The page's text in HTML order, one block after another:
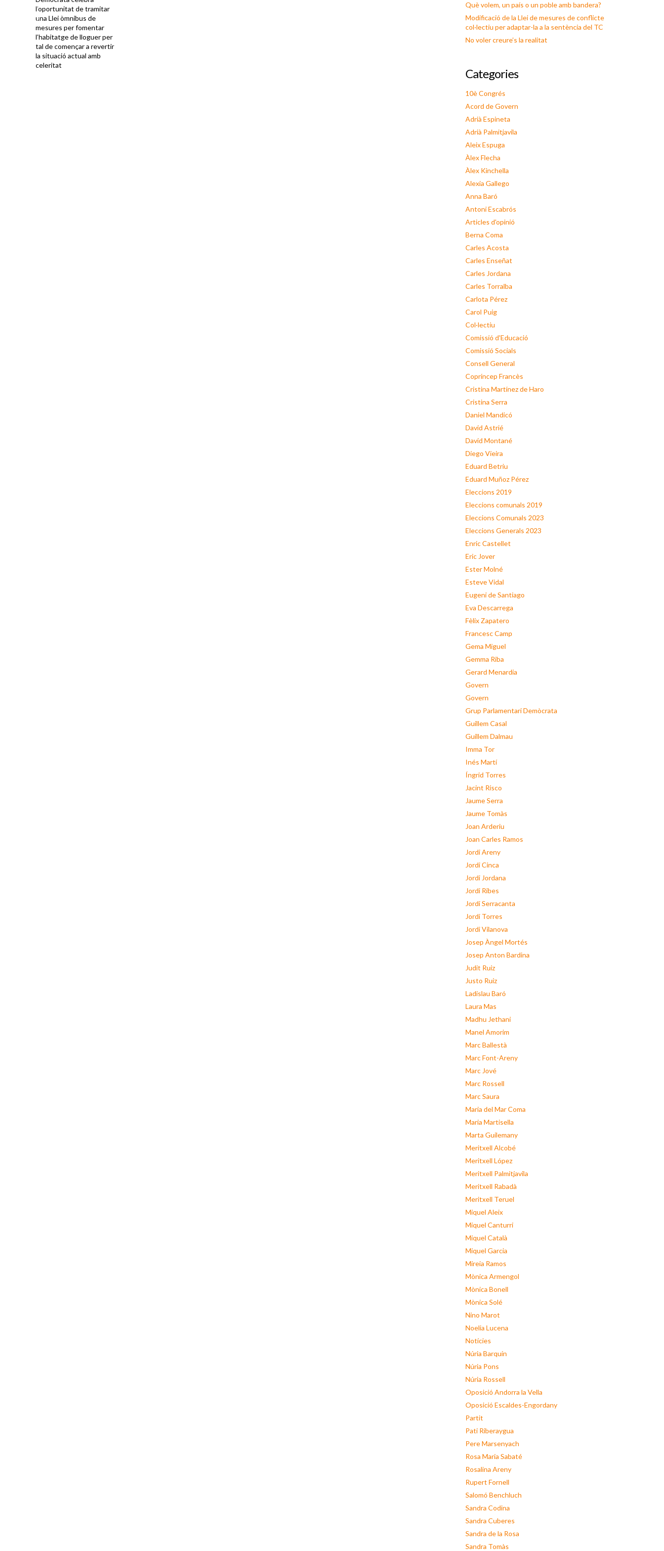
l’oportunitat de tramitar
una Llei òmnibus de
mesures per fomentar
l’habitatge de lloguer per
tal de començar a revertir
la situació actual amb
celeritat
Què volem, un país o un poble amb bandera?
Modificació de la Llei de mesures de conflicte
col·lectiu per adaptar-la a la sentència del TC
No voler creure’s la realitat
Categories
10è Congrés
Acord de Govern
Adrià Espineta
Adrià Palmitjavila
Aleix Espuga
Àlex Flecha
Àlex Kinchella
Alexia Gallego
Anna Baró
Antoni Escabrós
Articles d'opinió
Berna Coma
Carles Acosta
Carles Enseñat
Carles Jordana
Carles Torralba
Carlota Pérez
Carol Puig
Col·lectiu
Comissió d'Educació
Comissió Socials
Consell General
Copríncep Francès
Cristina Martínez de Haro
Cristina Serra
Daniel Mandicó
David Astrié
David Montané
Diego Vieira
Eduard Betriu
Eduard Muñoz Pérez
Eleccions 2019
Eleccions comunals 2019
Eleccions Comunals 2023
Eleccions Generals 2023
Enric Castellet
Eric Jover
Ester Molné
Esteve Vidal
Eugeni de Santiago
Eva Descarrega
Fèlix Zapatero
Francesc Camp
Gema Miguel
Gemma Riba
Gerard Menardia
Govern
Govern
Grup Parlamentari Demòcrata
Guillem Casal
Guillem Dalmau
Imma Tor
Inés Martí
Íngrid Torres
Jacint Risco
Jaume Serra
Jaume Tomàs
Joan Arderiu
Joan Carles Ramos
Jordi Areny
Jordi Cinca
Jordi Jordana
Jordi Ribes
Jordi Serracanta
Jordi Torres
Jordi Vilanova
Josep Àngel Mortés
Josep Anton Bardina
Judit Ruiz
Justo Ruiz
Ladislau Baró
Laura Mas
Madhu Jethani
Manel Amorim
Marc Ballestà
Marc Font-Areny
Marc Jové
Marc Rossell
Marc Saura
Maria del Mar Coma
Maria Martisella
Marta Guilemany
Meritxell Alcobé
Meritxell López
Meritxell Palmitjavila
Meritxell Rabadà
Meritxell Teruel
Miquel Aleix
Miquel Canturri
Miquel Català
Miquel Garcia
Mireia Ramos
Mònica Armengol
Mònica Bonell
Mònica Solé
Nino Marot
Noelia Lucena
Notícies
Núria Barquín
Núria Pons
Núria Rossell
Oposició Andorra la Vella
Oposició Escaldes-Engordany
Partit
Pati Riberaygua
Pere Marsenyach
Rosa Maria Sabaté
Rosalina Areny
Rupert Fornell
Salomó Benchluch
Sandra Codina
Sandra Cuberes
Sandra de la Rosa
Sandra Tomàs